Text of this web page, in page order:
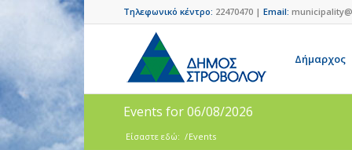
Τηλεφωνικό κέντρο: 22470470 | Email:
Δήμαρχος
Events for 06/08/2026
Είσαστε εδώ: /Events